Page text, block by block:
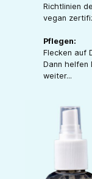
Richtlinien
vegan
Pflegen:
Flecken auf
Dann helfen
weiter...